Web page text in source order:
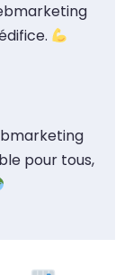
pour tous,